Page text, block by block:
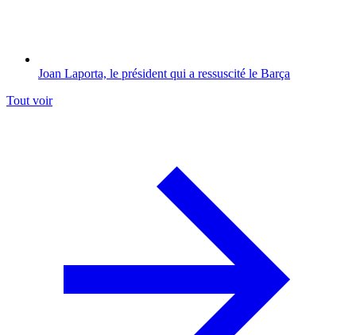
Joan Laporta, le président qui a ressuscité le Barça
Tout voir